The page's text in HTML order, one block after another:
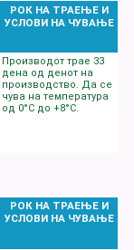
РОК НА ТРАЕЊЕ И
УСЛОВИ НА ЧУВАЊЕ
Производот трае 33
денa од денот на
производство. Да се
чува на температура
од 0°C до +8°C.
РОК НА ТРАЕЊЕ И
УСЛОВИ НА ЧУВАЊЕ